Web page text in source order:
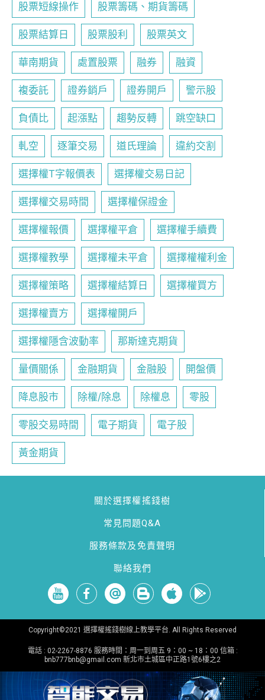
股票短線操作 股票籌碼、期貨籌碼
股票結算日 股票股利 股票英文
華南期貨 處置股票 融券 融資
複委託 證券銷戶 證券開戶 警示股
負債比 起漲點 趨勢反轉 跳空缺口
軋空 逐筆交易 道氏理論 違約交割
選擇權T字報價表 選擇權交易日記
選擇權交易時間 選擇權保證金
選擇權報價 選擇權平倉 選擇權手續費
選擇權教學 選擇權未平倉 選擇權權利金
選擇權策略 選擇權結算日 選擇權買方
選擇權賣方 選擇權開戶
選擇權隱含波動率 那斯達克期貨
量價關係 金融期貨 金融股 開盤價
降息股市 除權/除息 除權息 零股
零股交易時間 電子期貨 電子股
黃金期貨
關於選擇權搖錢樹
常見問題Q&A
服務條款及免責聲明
聯絡我們
Copyright©2021 選擇權搖錢樹線上教學平台. All Rights Reserved
電話 : 02-2267-8876 服務時間：周一到周五 9：00 ~ 18：00 信箱 :
bnb777bnb@gmail.com 新北市土城區中正路1號6樓之2